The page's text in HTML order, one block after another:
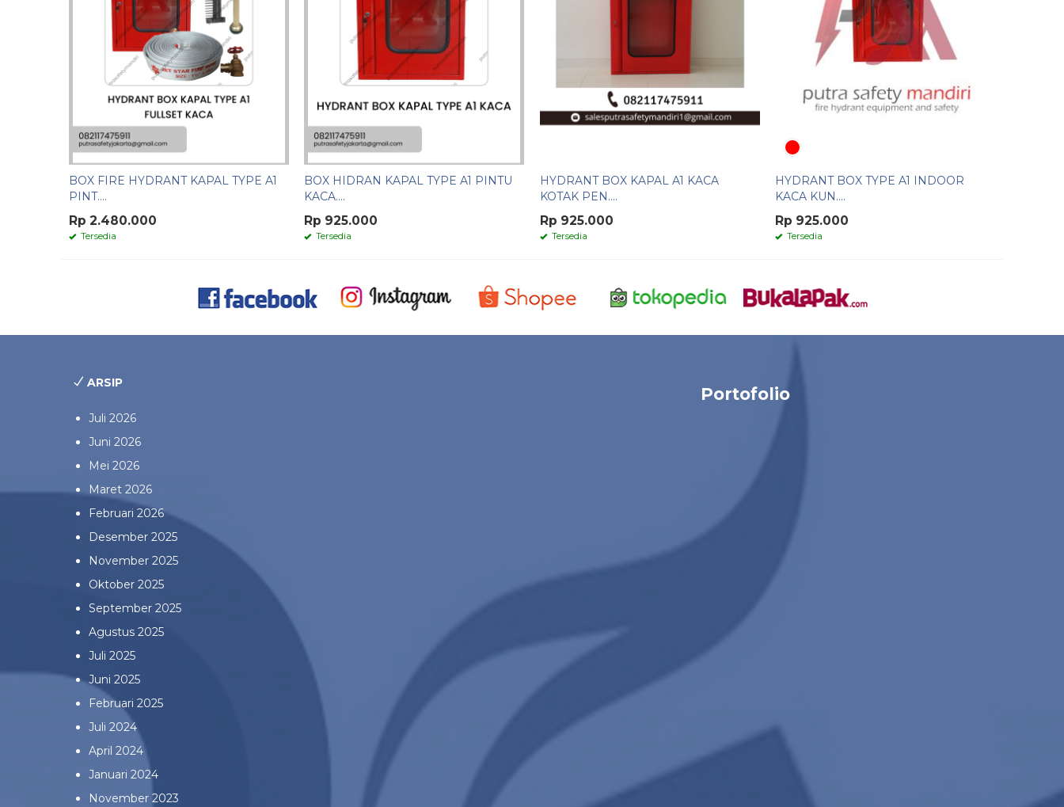
BOX FIRE HYDRANT KAPAL TYPE A1
PINT....
Rp 2.480.000
Tersedia
BOX HIDRAN KAPAL TYPE A1 PINTU
KACA....
Rp 925.000
Tersedia
HYDRANT BOX KAPAL A1 KACA
KOTAK PEN....
Rp 925.000
Tersedia
HYDRANT BOX TYPE A1 INDOOR
KACA KUN....
Rp 925.000
Tersedia
ARSIP
Juli 2026
Juni 2026
Mei 2026
Maret 2026
Februari 2026
Desember 2025
November 2025
Oktober 2025
September 2025
Agustus 2025
Juli 2025
Juni 2025
Februari 2025
Juli 2024
April 2024
Januari 2024
November 2023
Portofolio